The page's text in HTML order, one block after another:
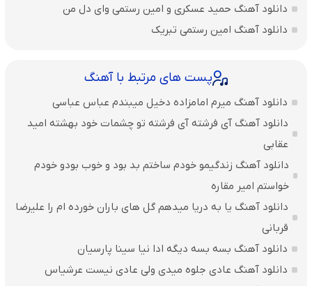
دانلود آهنگ حمید عسکری و امین رستمی وای دل من
دانلود آهنگ امین رستمی تبریک
پست های مرتبط با آهنگ
دانلود آهنگ میرم امامزاده دخیل میبندم عباس عباسی
دانلود آهنگ آی فرشته آی فرشته تو چشمات خود بهشته امید
عقابی
دانلود آهنگ زندگیمو خودم ساختم بد بود و خوب بودو خودم
خواستم امیر مقاره
دانلود آهنگ یا به دریا میدهم گل های باران‌ خورده ام را علیرضا
قربانی
دانلود آهنگ بسه بسه دیگه ادا نیا سینا پارسیان
دانلود آهنگ عادی جلوه میدی ولی عادی نیست عرشیاس